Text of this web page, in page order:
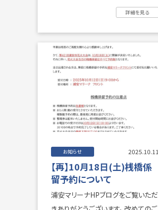
詳細を見る
お知らせ 2025.10.11
【再】10月18日(土)桟橋係
留予約について
浦安マリーナHPブログをご覧いただ